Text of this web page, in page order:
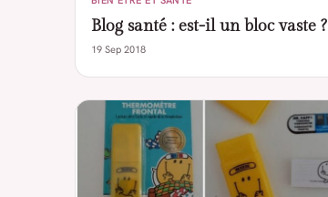
Blog santé : est-il un bloc vaste ?
19 Sep 2018